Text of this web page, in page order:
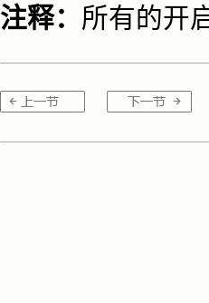
注释： 所有的开